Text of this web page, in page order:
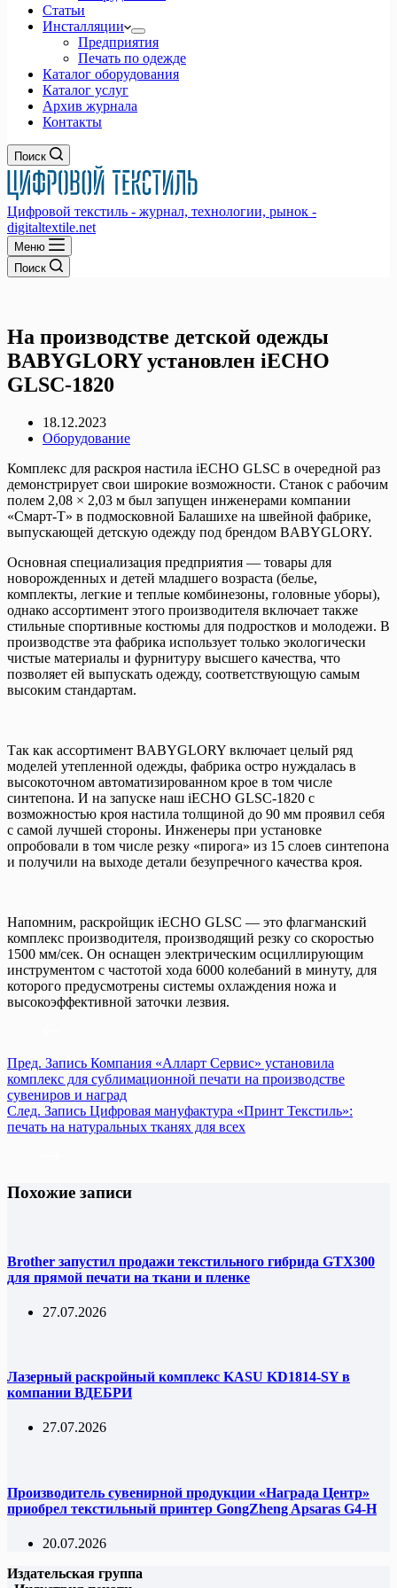
Статьи
Инсталляции
Предприятия
Печать по одежде
Каталог оборудования
Каталог услуг
Архив журнала
Контакты
Поиск
Цифровой текстиль - журнал, технологии, рынок -
digitaltextile.net
Меню
Поиск
На производстве детской одежды
BABYGLORY установлен iECHO
GLSC-1820
18.12.2023
Оборудование
Комплекс для раскроя настила iECHO GLSC в очередной раз
демонстрирует свои широкие возможности. Станок с рабочим
полем 2,08 × 2,03 м был запущен инженерами компании
«Смарт-Т» в подмосковной Балашихе на швейной фабрике,
выпускающей детскую одежду под брендом BABYGLORY.
Основная специализация предприятия — товары для
новорожденных и детей младшего возраста (белье,
комплекты, легкие и теплые комбинезоны, головные уборы),
однако ассортимент этого производителя включает также
стильные спортивные костюмы для подростков и молодежи. В
производстве эта фабрика использует только экологически
чистые материалы и фурнитуру высшего качества, что
позволяет ей выпускать одежду, соответствующую самым
высоким стандартам.
Так как ассортимент BABYGLORY включает целый ряд
моделей утепленной одежды, фабрика остро нуждалась в
высокоточном автоматизированном крое в том числе
синтепона. И на запуске наш iECHO GLSC-1820 с
возможностью кроя настила толщиной до 90 мм проявил себя
с самой лучшей стороны. Инженеры при установке
опробовали в том числе резку «пирога» из 15 слоев синтепона
и получили на выходе детали безупречного качества кроя.
Напомним, раскройщик iECHO GLSC — это флагманский
комплекс производителя, производящий резку со скоростью
1500 мм/сек. Он оснащен электрическим осциллирующим
инструментом с частотой хода 6000 колебаний в минуту, для
которого предусмотрены системы охлаждения ножа и
высокоэффективной заточки лезвия.
Пред. Запись Компания «Алларт Сервис» установила
комплекс для сублимационной печати на производстве
сувениров и наград
След. Запись Цифровая мануфактура «Принт Текстиль»:
печать на натуральных тканях для всех
Похожие записи
Brother запустил продажи текстильного гибрида GTX300
для прямой печати на ткани и пленке
27.07.2026
Лазерный раскройный комплекс KASU KD1814-SY в
компании ВДЕБРИ
27.07.2026
Производитель сувенирной продукции «Награда Центр»
приобрел текстильный принтер GongZheng Apsaras G4-H
20.07.2026
Издательская группа